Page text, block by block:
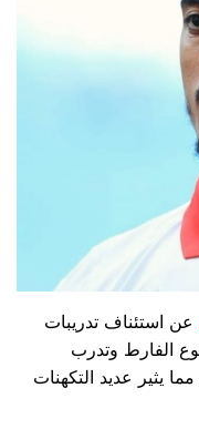
عن استئناف تدريبات
الفارط وتدرب
يثير عديد التكهنات